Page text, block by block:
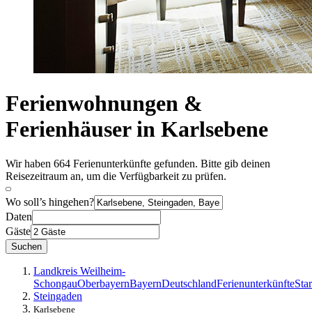
Ferienwohnungen &
Ferienhäuser in Karlsebene
Wir haben 664 Ferienunterkünfte gefunden. Bitte gib deinen
Reisezeitraum an, um die Verfügbarkeit zu prüfen.
Wo soll’s hingehen?
Daten
Gäste
Suchen
Landkreis Weilheim-
SchongauOberbayernBayernDeutschlandFerienunterkünfte
Steingaden
Karlsebene